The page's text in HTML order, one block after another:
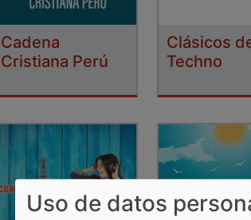
Cadena
Cristiana Perú
Clásicos
Techno
Uso de datos